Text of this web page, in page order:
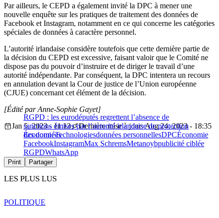
Par ailleurs, le CEPD a également invité la DPC à mener une
nouvelle enquête sur les pratiques de traitement des données de
Facebook et Instagram, notamment en ce qui concerne les catégories
spéciales de données à caractère personnel.
L’autorité irlandaise considère toutefois que cette dernière partie de
la décision du CEPD est excessive, faisant valoir que le Comité ne
dispose pas du pouvoir d’instruire et de diriger le travail d’une
autorité indépendante. Par conséquent, la DPC intentera un recours
en annulation devant la Cour de justice de l’Union européenne
(CJUE) concernant cet élément de la décision.
RGPD : les eurodéputés regrettent l’absence de
sanctions émises par l’autorité irlandaise de protection
des données
[Édité par Anne-Sophie Gayet]
Jan 5, 2023 - 11:13
Dernière mise à jour: Aug 24, 2023 - 18:35
ÉconomieTechnologiesdonnées personnellesDPCÉconomie
FacebookInstagramMax SchremsMetanoybpublicité ciblée
RGPDWhatsApp
Print Partager
LES PLUS LUS
POLITIQUE